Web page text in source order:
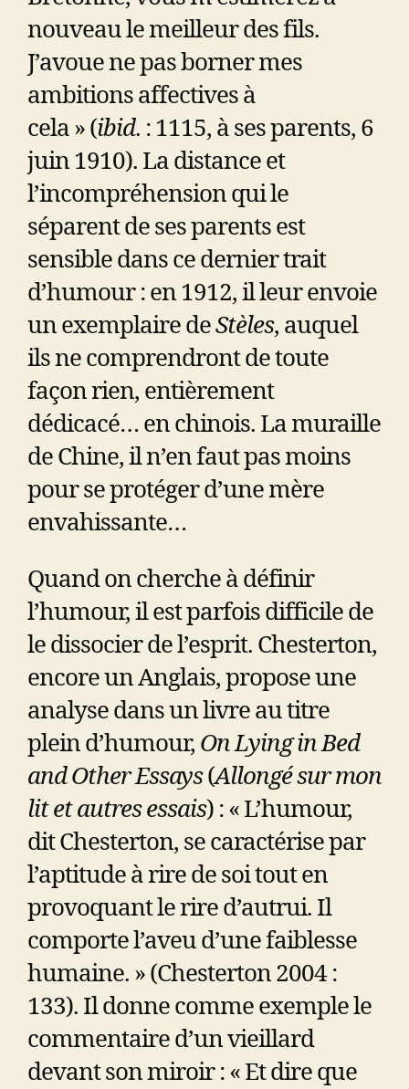
nouveau le meilleur des fils.
J’avoue ne pas borner mes
ambitions affectives à
cela » (ibid. : 1115, à ses parents, 6
juin 1910). La distance et
l’incompréhension qui le
séparent de ses parents est
sensible dans ce dernier trait
d’humour : en 1912, il leur envoie
un exemplaire deStèles, auquel
ils ne comprendront de toute
façon rien, entièrement
dédicacé… en chinois. La muraille
de Chine, il n’en faut pas moins
pour se protéger d’une mère
envahissante…
Quand on cherche à définir
l’humour, il est parfois difficile de
le dissocier de l’esprit. Chesterton,
encore un Anglais, propose une
analyse dans un livre au titre
plein d’humour, On Lying in Bed
and Other Essays(Allongé sur mon
lit et autres essais) : « L’humour,
dit Chesterton, se caractérise par
l’aptitude à rire de soi tout en
provoquant le rire d’autrui. Il
comporte l’aveu d’une faiblesse
humaine. » (Chesterton 2004 :
133). Il donne comme exemple le
commentaire d’un vieillard
devant son miroir : « Et dire que